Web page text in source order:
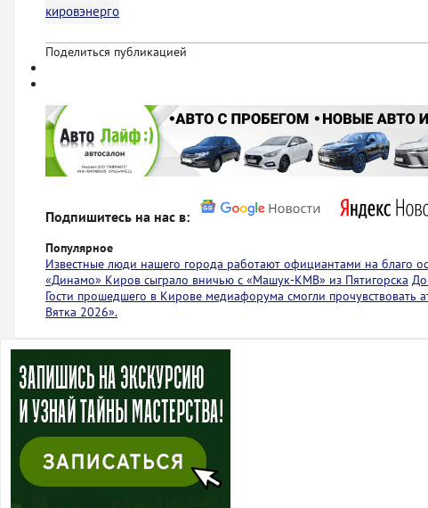
кировэнерго
Поделиться публикацией
Подпишитесь на нас в:
Популярное
Известные люди нашего города работают официантами на благо
«Динамо» Киров сыграло вничью с ​​​​«Машук-КМВ» из Пятигорска
Гости прошедшего в Кирове медиафорума смогли прочувствовать
Вятка 2026».